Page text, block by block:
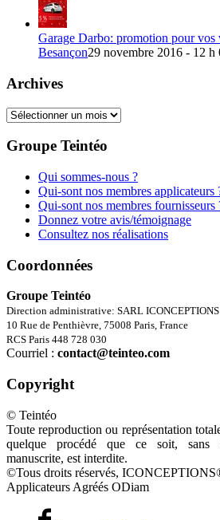
Garage Darbo: promotion pour vos
Besançon29 novembre 2016 - 12 h
Archives
Archives
Groupe Teintéo
Qui sommes-nous ?
Qui-sont nos membres applicateurs
Qui-sont nos membres fournisseurs
Donnez votre avis/témoignage
Consultez nos réalisations
Coordonnées
Groupe Teintéo
Direction administrative: SARL ICONCEPTIONS
10 Rue de Penthièvre, 75008 Paris, France
RCS Paris 448 728 030
Courriel : contact@teinteo.com
Copyright
© Teintéo
Toute reproduction ou représentation
quelque procédé que ce soit, sans
manuscrite, est interdite.
©Tous droits réservés,
Applicateurs Agréés ODiam